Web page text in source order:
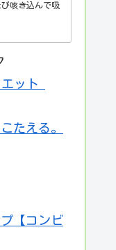
咳き込んで吸
ット
たえる。
【コンビ